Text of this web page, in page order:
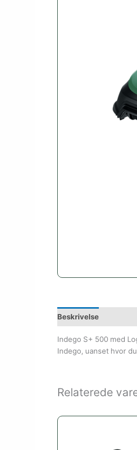
Beskrivelse
Indego S+ 500 med
Indego, uanset hvor
Relaterede